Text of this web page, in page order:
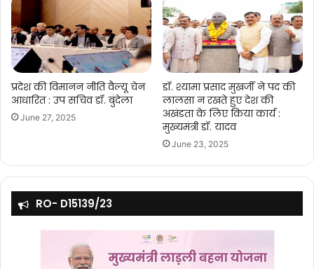
प्रदेश की विमानन नीति वैल्यू चेन
आधारित : उप सचिव डॉ. बुंदेला
June 27, 2025
डॉ. श्यामा प्रसाद मुखर्जी ने पद की
लालसा न रखते हुए देश की
अखंडता के लिए किया कार्य :
मुख्यमंत्री डॉ. यादव
June 23, 2025
RO- D15139/23